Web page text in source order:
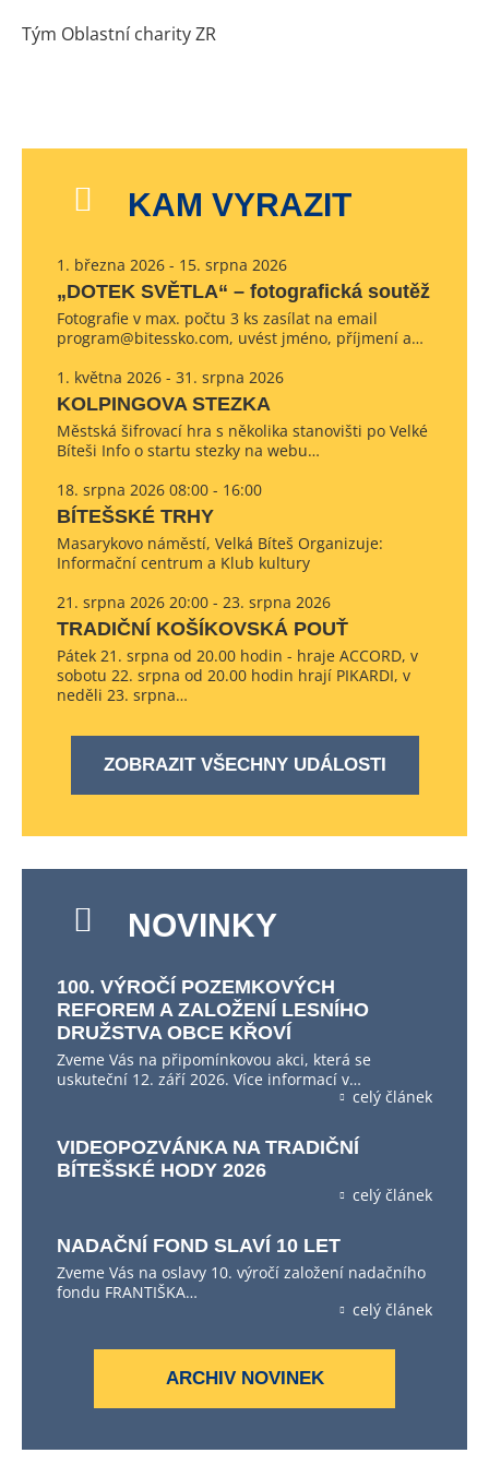
Tým Oblastní charity ZR
KAM VYRAZIT
1. března 2026 - 15. srpna 2026
„DOTEK SVĚTLA“ – fotografická soutěž
Fotografie v max. počtu 3 ks zasílat na email
program@bitessko.com, uvést jméno, příjmení a…
1. května 2026 - 31. srpna 2026
KOLPINGOVA STEZKA
Městská šifrovací hra s několika stanovišti po Velké
Bíteši Info o startu stezky na webu…
18. srpna 2026 08:00 - 16:00
BÍTEŠSKÉ TRHY
Masarykovo náměstí, Velká Bíteš Organizuje:
Informační centrum a Klub kultury
21. srpna 2026 20:00 - 23. srpna 2026
TRADIČNÍ KOŠÍKOVSKÁ POUŤ
Pátek 21. srpna od 20.00 hodin - hraje ACCORD, v
sobotu 22. srpna od 20.00 hodin hrají PIKARDI, v
neděli 23. srpna…
ZOBRAZIT VŠECHNY UDÁLOSTI
NOVINKY
100. VÝROČÍ POZEMKOVÝCH
REFOREM A ZALOŽENÍ LESNÍHO
DRUŽSTVA OBCE KŘOVÍ
Zveme Vás na připomínkovou akci, která se
uskuteční 12. září 2026. Více informací v…
celý článek
VIDEOPOZVÁNKA NA TRADIČNÍ
BÍTEŠSKÉ HODY 2026
celý článek
NADAČNÍ FOND SLAVÍ 10 LET
Zveme Vás na oslavy 10. výročí založení nadačního
fondu FRANTIŠKA…
celý článek
ARCHIV NOVINEK